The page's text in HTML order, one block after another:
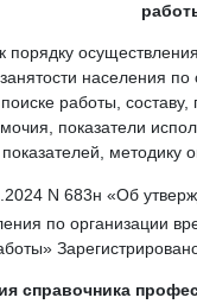
порядку
населения
работы,
показатели
методику
N 683н «Об
по организации
справочника